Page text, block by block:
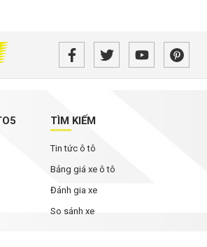
TÌM KIẾM
Tin tức ô tô
Bảng giá xe ô tô
Đánh gia xe
So sánh xe